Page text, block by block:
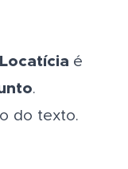
é
.
do texto.